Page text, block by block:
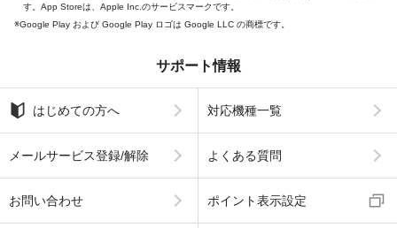
す。App Storeは、Apple Inc.のサービスマークです。
Google Play および Google Play ロゴは Google LLC の商標です。
サポート情報
はじめての方へ 対応機種一覧
メールサービス登録/解除 よくある質問
お問い合わせ ポイント表示設定